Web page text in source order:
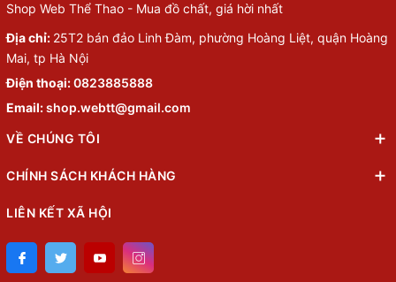
Shop Web Thể Thao - Mua đồ chất, giá hời nhất
Địa chỉ: 25T2 bán đảo Linh Đàm, phường Hoàng Liệt, quận Hoàng
Mai, tp Hà Nội
Điện thoại:0823885888
Email:shop.webtt@gmail.com
VỀ CHÚNG TÔI
CHÍNH SÁCH KHÁCH HÀNG
LIÊN KẾT XÃ HỘI